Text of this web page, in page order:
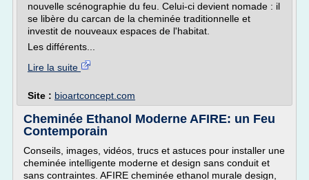
nouvelle scénographie du feu. Celui-ci devient nomade : il
se libère du carcan de la cheminée traditionnelle et
investit de nouveaux espaces de l'habitat.
Les différents...
Lire la suite
Site : bioartconcept.com
Cheminée Ethanol Moderne AFIRE: un Feu
Contemporain
Conseils, images, vidéos, trucs et astuces pour installer une
cheminée intelligente moderne et design sans conduit et
sans contraintes. AFIRE cheminée ethanol murale design,